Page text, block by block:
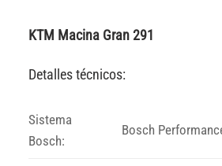
KTM Macina Gran 291
Detalles técnicos:
Sistema
Bosch:
Bosch